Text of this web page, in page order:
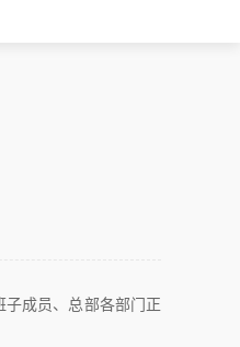
成员、总部各部门正